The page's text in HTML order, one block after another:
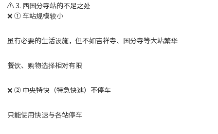
⚠️ 3. 西国分寺站的不足之处
❌ ① 车站规模较小
虽有必要的生活设施，但不如吉祥寺、国分寺等大站繁华
餐饮、购物选择相对有限
❌ ② 中央特快（特急快速）不停车
只能使用快速与各站停车